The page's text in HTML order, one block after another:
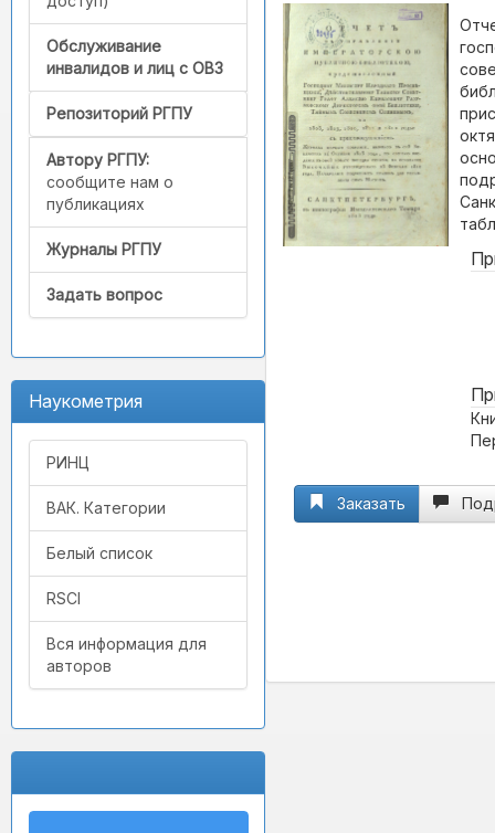
Обслуживание
инвалидов и лиц с ОВЗ
Репозиторий РГПУ
Автору РГПУ:
сообщите нам о
публикациях
Журналы РГПУ
Задать вопрос
Наукометрия
РИНЦ
ВАК. Категории
Белый список
RSCI
Вся информация для
авторов
Заказать